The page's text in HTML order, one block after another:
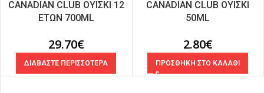
CANADIAN CLUB ΟΥΙΣΚΙ 12
ΕΤΩΝ 700ML
29.70€
ΔΙΑΒΑΣΤΕ ΠΕΡΙΣΣΟΤΕΡΑ
CANADIAN CLUB ΟΥΙΣΚΙ
50ML
2.80€
ΠΡΟΣΘΗΚΗ ΣΤΟ ΚΑΛΑΘΙ